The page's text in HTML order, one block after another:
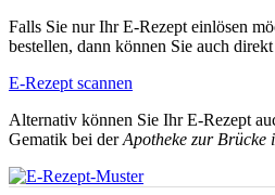
Falls Sie nur Ihr E-Rezept einlösen
bestellen, dann können Sie auch
E-Rezept scannen
Alternativ können Sie Ihr E-Rezept
Gematik bei derApotheke zur Brücke